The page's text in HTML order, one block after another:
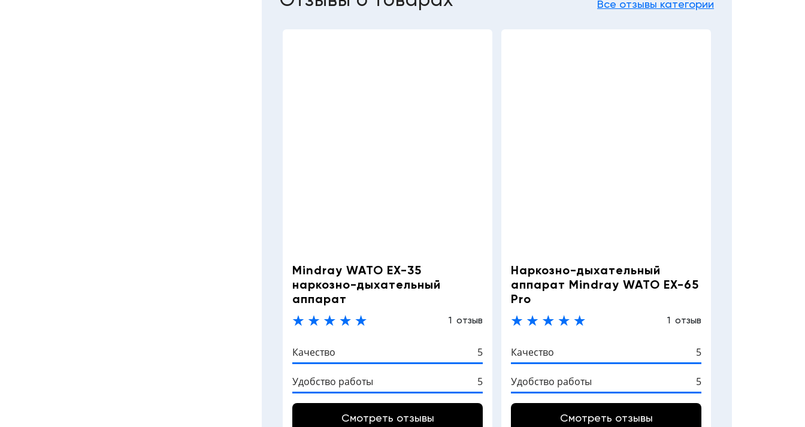
Все отзывы категории
Mindray WATO EX-35
наркозно-дыхательный
аппарат
1 отзыв
Качество 5
Удобство работы 5
Смотреть отзывы
Наркозно-дыхательный
аппарат Mindray WATO EX-65
Pro
1 отзыв
Качество 5
Удобство работы 5
Смотреть отзывы